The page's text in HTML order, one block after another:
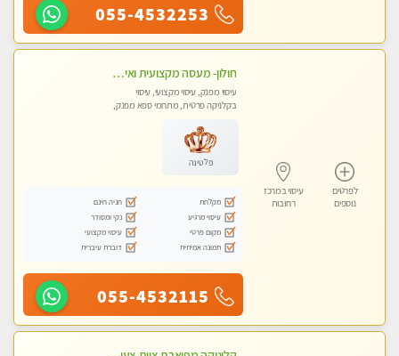
055-4532253
לפרטים
נוספים
עיסוי במרכז
רחובות
חולון- מעסה מקצועית ואיכותי
עיסוי מפנק, עיסוי מקצועי, עיסוי
בקלניקה פרטית, מתחמי ספא מפנק,
פלטינה
מקלחת
חניה חינם
עיסוי מרגיע
נקי ומסודר
מקום פרטי
עיסוי מקצועי
תמונה אמיתית
דוברת עיברית
055-4532115